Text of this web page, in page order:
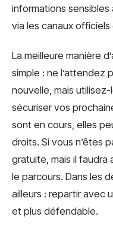
informations
via les canaux officiels
La meilleure manière
simple : ne l’attendez
nouvelle, mais
sécuriser vos
sont en cours, elles
droits. Si vous n’êtes
gratuite, mais il
le parcours. Dans les
ailleurs : repartir avec
et plus défendable.